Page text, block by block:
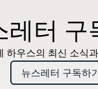
레터 구
하우스의 최신 소식
뉴스레터 구독하